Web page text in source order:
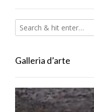
Galleria d’arte